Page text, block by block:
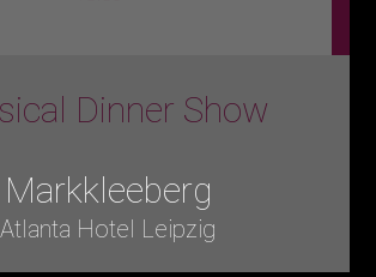
Dinner Show
Markkleeberg
Atlanta Hotel Leipzig